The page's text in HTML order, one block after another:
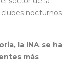
nocturnos
la INA se ha
más